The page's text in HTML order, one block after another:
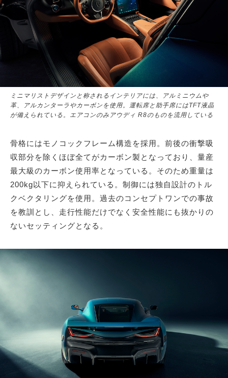
ミニマリストデザインと称されるインテリアには、アルミニウムや
革、アルカンターラやカーボンを使用。運転席と助手席にはTFT液晶
が備えられている。エアコンのみアウディ R8のものを流用している
骨格にはモノコックフレーム構造を採用。前後の衝撃吸
収部分を除くほぼ全てがカーボン製となっており、量産
最大級のカーボン使用率となっている。そのため重量は
200kg以下に抑えられている。制御には独自設計のトル
クベクタリングを使用。過去のコンセプトワンでの事故
を教訓とし、走行性能だけでなく安全性能にも抜かりの
ないセッティングとなる。